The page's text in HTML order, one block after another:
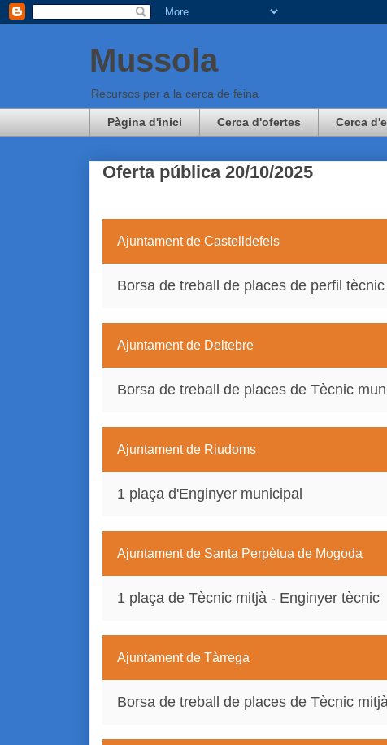
Mussola
Recursos per a la cerca de feina
Pàgina d'inici Cerca d'ofertes Cerca
Oferta pública 20/10/2025
Ajuntament de Castelldefels
Borsa de treball de places de perfil
Ajuntament de Deltebre
Borsa de treball de places de Tècnic
Ajuntament de Riudoms
1 plaça d'Enginyer municipal
Ajuntament de Santa Perpètua de Mogoda
1 plaça de Tècnic mitjà - Enginyer tècnic
Ajuntament de Tàrrega
Borsa de treball de places de Tècnic